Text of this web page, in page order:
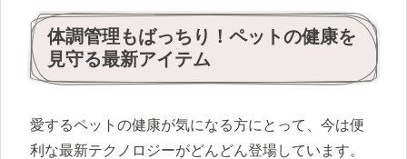
体調管理もばっちり！ペットの健康を
見守る最新アイテム
愛するペットの健康が気になる方にとって、今は便
利な最新テクノロジーがどんどん登場しています。